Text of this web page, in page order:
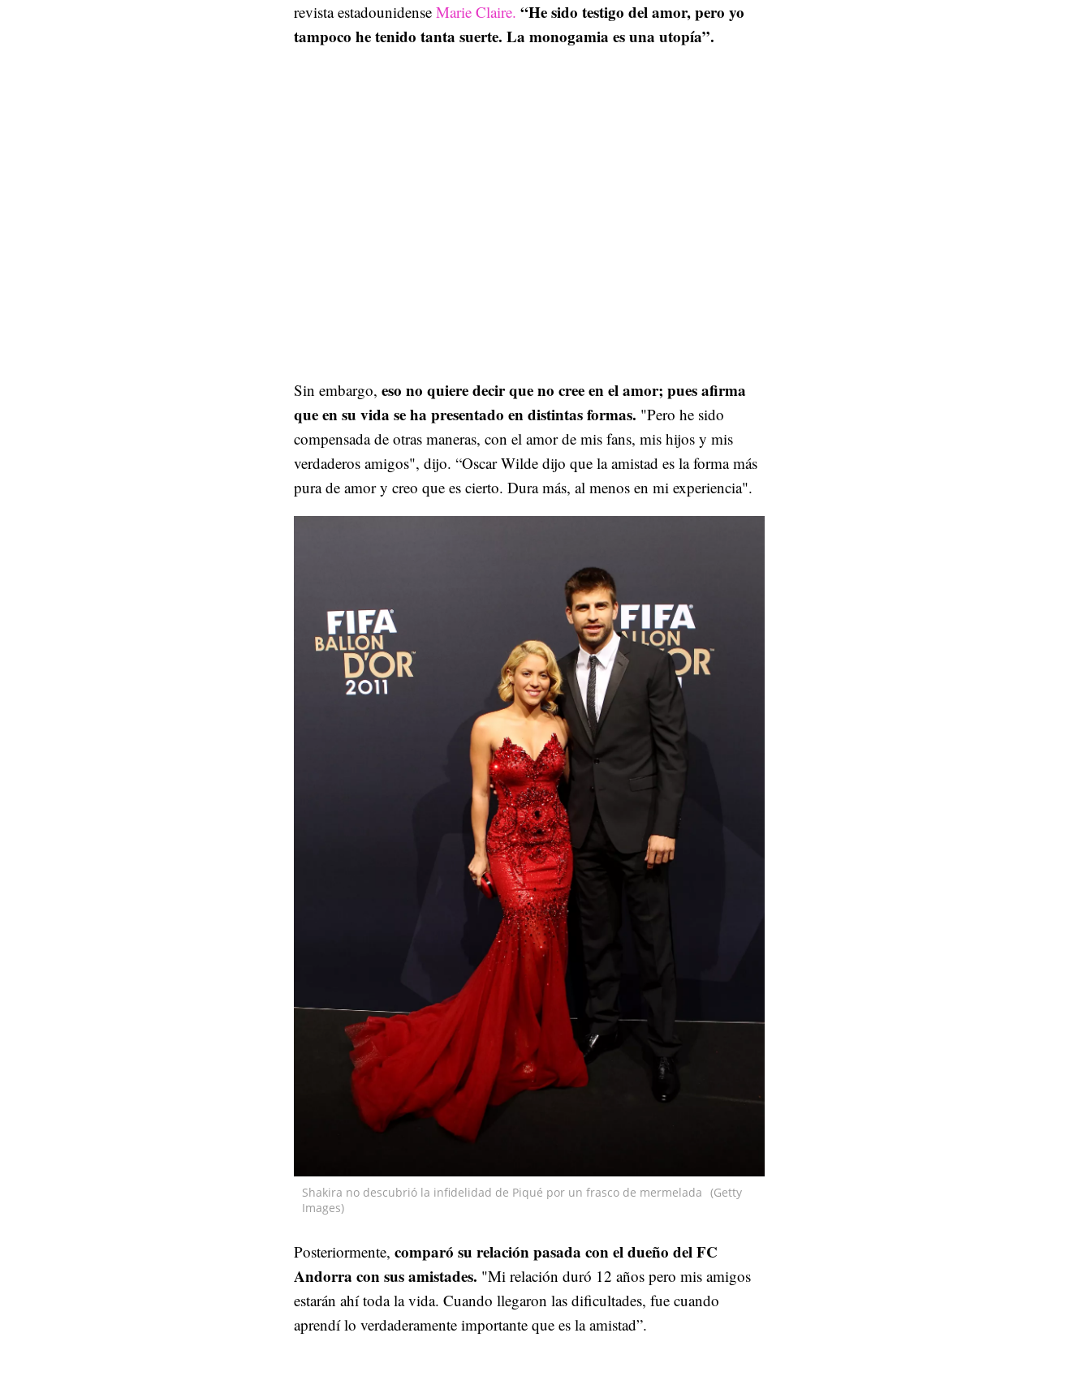
revista estadounidense Marie Claire. “He sido testigo del amor, pero yo
tampoco he tenido tanta suerte. La monogamia es una utopía”.
Sin embargo, eso no quiere decir que no cree en el amor; pues afirma
que en su vida se ha presentado en distintas formas. "Pero he sido
compensada de otras maneras, con el amor de mis fans, mis hijos y mis
verdaderos amigos", dijo. “Oscar Wilde dijo que la amistad es la forma más
pura de amor y creo que es cierto. Dura más, al menos en mi experiencia".
Shakira no descubrió la infidelidad de Piqué por un frasco de mermelada (Getty
Images)
Posteriormente, comparó su relación pasada con el dueño del FC
Andorra con sus amistades. "Mi relación duró 12 años pero mis amigos
estarán ahí toda la vida. Cuando llegaron las dificultades, fue cuando
aprendí lo verdaderamente importante que es la amistad”.